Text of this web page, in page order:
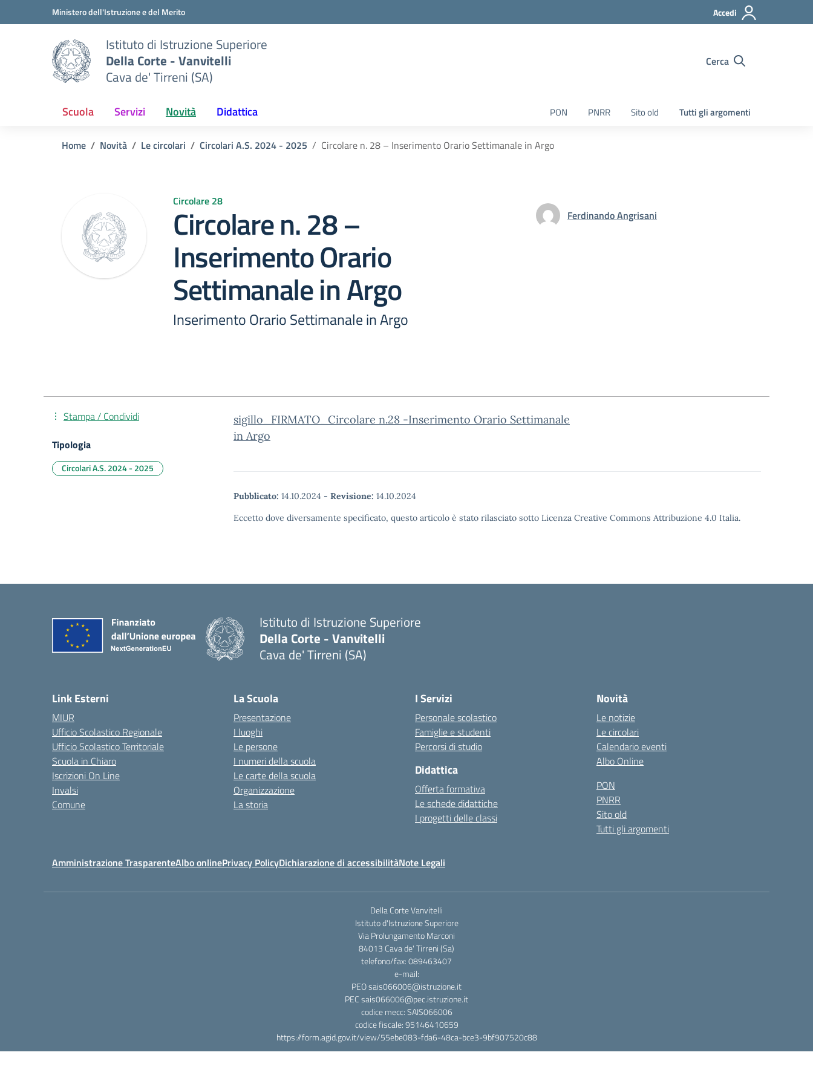
Vai ai contenuti
Vai al menu di navigazioneMinistero dell'Istruzione e del Merito Accedi
Istituto di Istruzione Superiore
Della Corte - Vanvitelli
Cava de' Tirreni (SA)
Cerca
Scuola Servizi Novità Didattica PON PNRR Sito old Tutti gli argomenti
Home Novità Le circolari Circolari A.S. 2024 - 2025 Circolare n. 28 – Inserimento Orario Settimanale in Argo
Circolare 28
Circolare n. 28 –
Inserimento Orario
Settimanale in Argo
Inserimento Orario Settimanale in Argo
Ferdinando Angrisani
sigillo_FIRMATO_Circolare n.28 -Inserimento Orario Settimanale
in Argo
Pubblicato: 14.10.2024 - Revisione: 14.10.2024
Eccetto dove diversamente specificato, questo articolo è stato rilasciato sotto Licenza Creative Commons Attribuzione 4.0 Italia.
Stampa / Condividi
Tipologia
Circolari A.S. 2024 - 2025
Istituto di Istruzione Superiore
Della Corte - Vanvitelli
Cava de' Tirreni (SA)
Link Esterni
MIUR
Ufficio Scolastico Regionale
Ufficio Scolastico Territoriale
Scuola in Chiaro
Iscrizioni On Line
Invalsi
Comune
La Scuola
Presentazione
I luoghi
Le persone
I numeri della scuola
Le carte della scuola
Organizzazione
La storia
I Servizi
Personale scolastico
Famiglie e studenti
Percorsi di studio
Didattica
Offerta formativa
Le schede didattiche
I progetti delle classi
Novità
Le notizie
Le circolari
Calendario eventi
Albo Online
PON
PNRR
Sito old
Tutti gli argomenti
Amministrazione TrasparenteAlbo onlinePrivacy PolicyDichiarazione di accessibilitàNote Legali
Della Corte Vanvitelli
Istituto d'Istruzione Superiore
Via Prolungamento Marconi
84013 Cava de' Tirreni (Sa)
telefono/fax: 089463407
e-mail:
PEO sais066006@istruzione.it
PEC sais066006@pec.istruzione.it
codice mecc: SAIS066006
codice fiscale: 95146410659
https://form.agid.gov.it/view/55ebe083-fda6-48ca-bce3-9bf907520c88